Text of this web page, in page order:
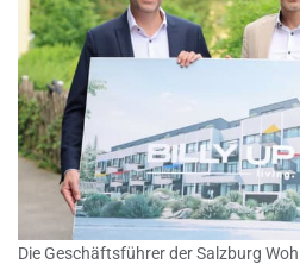
Die Geschäftsführer der Salzburg